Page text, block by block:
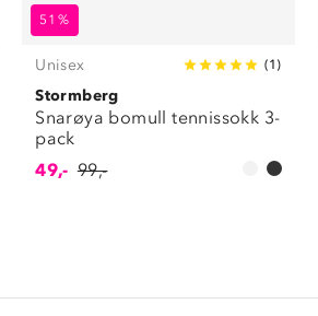
51%
Unisex (1 )
Stormberg
Snarøya bomull tennissokk 3-
pack
49,- 99,-